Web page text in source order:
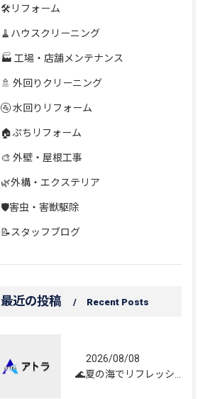
🛠️リフォーム
🧹ハウスクリーニング
🏭 工場・店舗メンテナンス
🚿 外回りクリーニング
🚰 水回りリフォーム
🏠ぷちリフォーム
🎨 外壁・屋根工事
🌿外構・エクステリア
🛡️害虫・害獣駆除
📝スタッフブログ
最近の投稿 Recent Posts
2026/08/08